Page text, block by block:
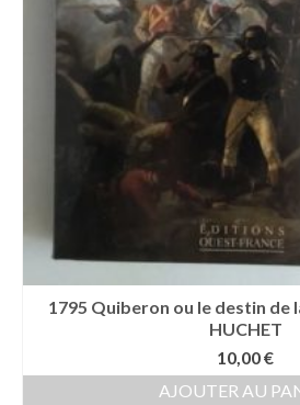
1795 Quiberon ou le destin de
HUCHET
10,00€
AJOUTER AU